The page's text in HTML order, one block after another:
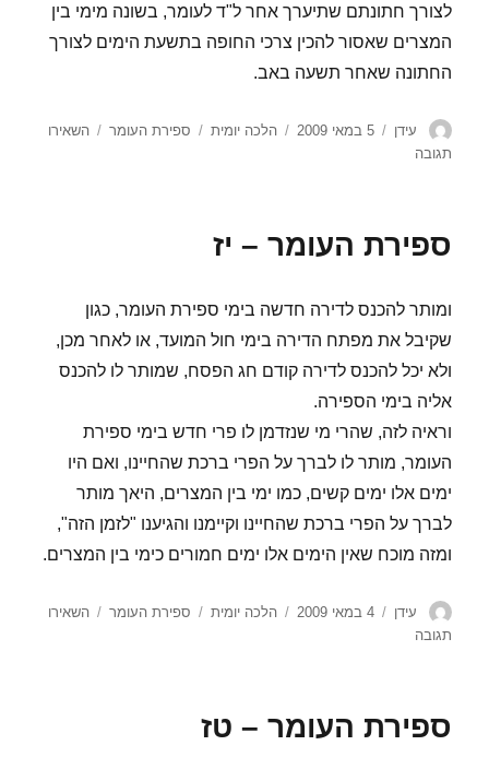
לצורך חתונתם שתיערך אחר ל"ד לעומר, בשונה מימי בין
המצרים שאסור להכין צרכי החופה בתשעת הימים לצורך
החתונה שאחר תשעה באב.
מחבר
עידן
פורסם
5 במאי 2009 קטגוריות
הלכה יומית תגיות
ספירת העומר
השאירו
תגובה
יח
ספירת העומר – יז
ומותר להכנס לדירה חדשה בימי ספירת העומר, כגון
שקיבל את מפתח הדירה בימי חול המועד, או לאחר מכן,
ולא יכל להכנס לדירה קודם חג הפסח, שמותר לו להכנס
אליה בימי הספירה.
וראיה לזה, שהרי מי שנזדמן לו פרי חדש בימי ספירת
העומר, מותר לו לברך על הפרי ברכת שהחיינו, ואם היו
ימים אלו ימים קשים, כמו ימי בין המצרים, היאך מותר
לברך על הפרי ברכת שהחיינו וקיימנו והגיענו "לזמן הזה",
ומזה מוכח שאין הימים אלו ימים חמורים כימי בין המצרים.
מחבר
עידן
פורסם
4 במאי 2009 קטגוריות
הלכה יומית תגיות
ספירת העומר
השאירו
תגובה
יז
ספירת העומר – טז